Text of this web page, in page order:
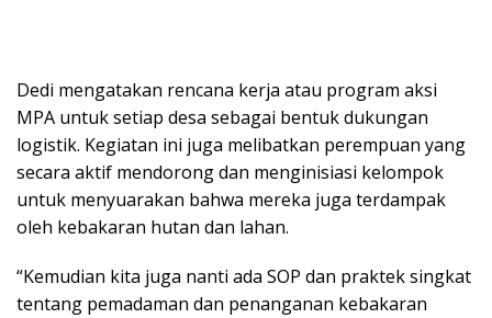
Dedi mengatakan rencana kerja atau program aksi
MPA untuk setiap desa sebagai bentuk dukungan
logistik. Kegiatan ini juga melibatkan perempuan yang
secara aktif mendorong dan menginisiasi kelompok
untuk menyuarakan bahwa mereka juga terdampak
oleh kebakaran hutan dan lahan.
“Kemudian kita juga nanti ada SOP dan praktek singkat
tentang pemadaman dan penanganan kebakaran